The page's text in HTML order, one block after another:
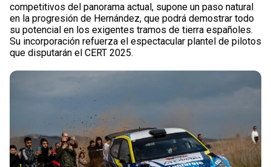
competitivos del panorama actual, supone un paso natural
en la progresión de Hernández, que podrá demostrar todo
su potencial en los exigentes tramos de tierra españoles.
Su incorporación refuerza el espectacular plantel de pilotos
que disputarán el CERT 2025.